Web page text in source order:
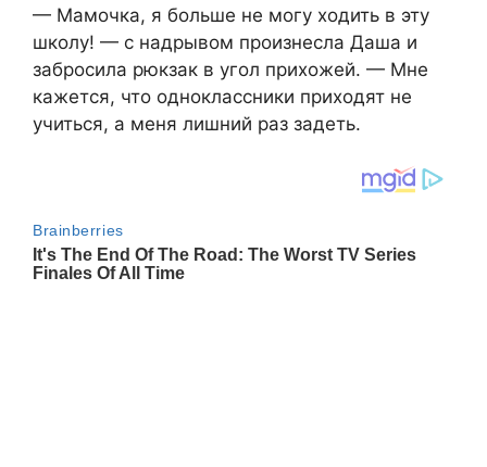
— Мамочка, я больше не могу ходить в эту
школу! — с надрывом произнесла Даша и
забросила рюкзак в угол прихожей. — Мне
кажется, что одноклассники приходят не
учиться, а меня лишний раз задеть.